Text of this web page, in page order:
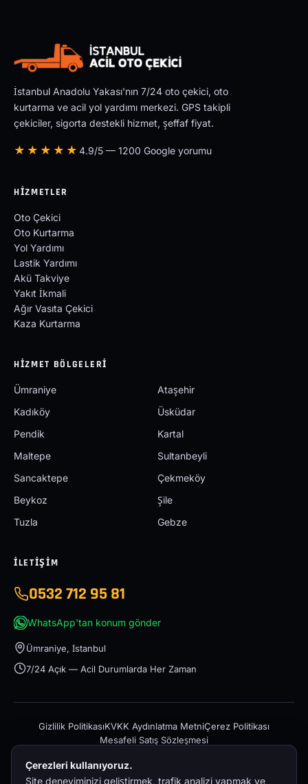
İstanbul Anadolu Yakası'nın 7/24 oto çekici, oto
kurtarma ve acil yol yardımı merkezi. GPS takipli
çekiciler, sigorta destekli hizmet, şeffaf fiyat.
★★★★★ 4.9/5 — 1200 Google yorumu
HIZMETLER
Oto Çekici
Oto Kurtarma
Yol Yardımı
Lastik Yardımı
Akü Takviye
Yakıt İkmali
Ağır Vasıta Çekici
Kaza Kurtarma
HIZMET BÖLGELERI
Ümraniye
Ataşehir
Kadıköy
Üsküdar
Pendik
Kartal
Maltepe
Sultanbeyli
Sancaktepe
Çekmeköy
Beykoz
Şile
Tuzla
Gebze
İLETIŞIM
0532 712 95 81
WhatsApp'tan konum gönder
Ümraniye, İstanbul
7/24 Açık — Acil Durumlarda Her Zaman
Gizlilik PolitikasıKVKK Aydınlatma MetniÇerez Politikası
Mesafeli Satış Sözleşmesi
Çerezleri kullanıyoruz.
Site deneyiminizi geliştirmek, trafik analizi yapmak ve